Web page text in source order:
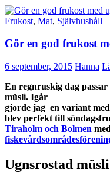
Frukost, Mat, Självhushåll
Gör en god frukost
6 september, 2015 Hanna
En regnruskig dag
müsli. Igår
gjorde jag en variant
blev perfekt till
Tiraholm och Bolmen med
Ugnsrostad